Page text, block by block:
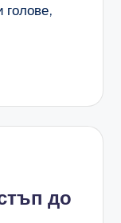
голове,
до